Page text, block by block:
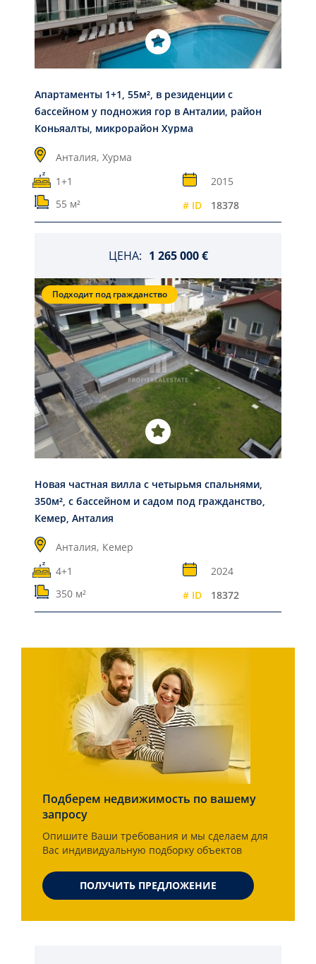
Апартаменты 1+1, 55м², в резиденции с
бассейном у подножия гор в Анталии, район
Коньяалты, микрорайон Хурма
Анталия, Хурма
1+1
2015
55 м²
# ID 18378
ЦЕНА: 1 265 000 €
Подходит под гражданство
Новая частная вилла с четырьмя спальнями,
350м², с бассейном и садом под гражданство,
Кемер, Анталия
Анталия, Кемер
4+1
2024
350 м²
# ID 18372
Подберем недвижимость по вашему
запросу
Опишите Ваши требования и мы сделаем для
Вас индивидуальную подборку объектов
ПОЛУЧИТЬ ПРЕДЛОЖЕНИЕ